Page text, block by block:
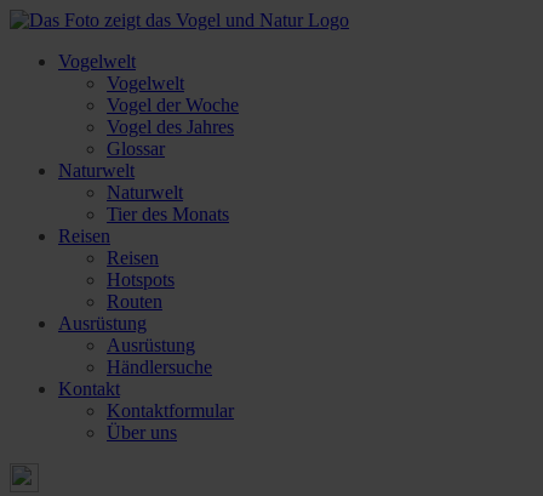
Vogelwelt
Vogelwelt
Vogel der Woche
Vogel des Jahres
Glossar
Naturwelt
Naturwelt
Tier des Monats
Reisen
Reisen
Hotspots
Routen
Ausrüstung
Ausrüstung
Händlersuche
Kontakt
Kontaktformular
Über uns